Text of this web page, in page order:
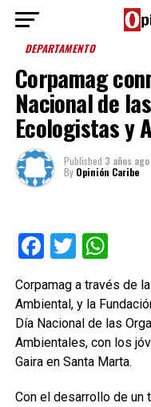
DEPARTAMENTO
Corpamag
Nacional de
Ecologistas y
Published 3 años ago
By Opinión Caribe
Facebook
Twitter
Corpamag a través de
Ambiental, y la
Día Nacional de las
Ambientales, con los
Gaira en Santa Marta.
Con el desarrollo de un